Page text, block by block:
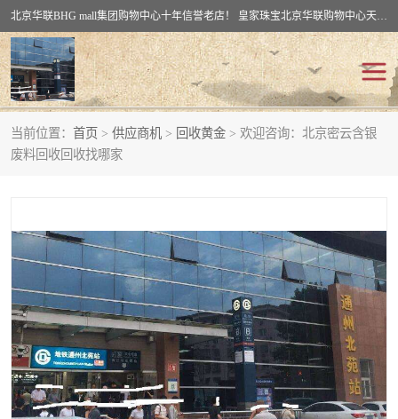
北京华联BHG mall集团购物中心十年信誉老店！ 皇家珠宝北京华联购物中心天时名苑店竭诚欢迎您。 北京市通州区（八通线）通州北苑地铁华联购物中心一层皇家珠宝 北京皇家珠宝通州黄金回收黄金首饰加工店（八通线: 通州北苑地铁华联店）：通州区通州北苑地铁华联购物中心一层皇家珠宝。
当前位置： 首页 > 供应商机 > 回收黄金 > 欢迎咨询：北京密云含银
废料回收回收找哪家
回收黄金
回收翡翠玉石